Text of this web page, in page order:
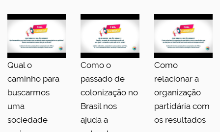
Qual o
caminho para
buscarmos
uma
sociedade
Como o
passado de
colonização no
Brasil nos
ajuda a
Como
relacionar a
organização
partidária com
os resultados